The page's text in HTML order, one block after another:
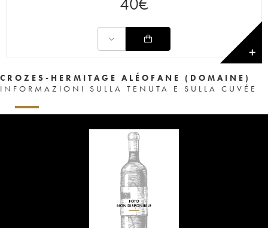
✕
CROZES-HERMITAGE ALÉOFANE (DOMAINE)
INFORMAZIONI SULLA TENUTA E SULLA CUVÉE